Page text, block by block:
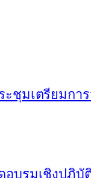
ะชุมเตรียมก
อบรมเชิงปฏิ